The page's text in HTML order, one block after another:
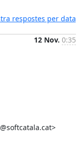
respostes per data
12 Nov. 0:35